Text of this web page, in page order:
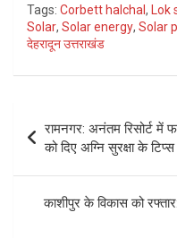
Tags: Corbett halchal ,
Solar, Solar energy, Solar
देहरादून उत्तराखंड
navigation
रामनगर: अनंतम रिसोर्ट में
को दिए अग्नि सुरक्षा के टिप्स
काशीपुर के विकास को